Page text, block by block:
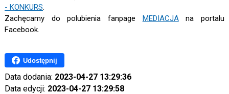
- KONKURS.
Zachęcamy do polubienia fanpage MEDIACJAna portalu
Facebook.
Udostępnij
Data dodania: 2023-04-27 13:29:36
Data edycji: 2023-04-27 13:29:58